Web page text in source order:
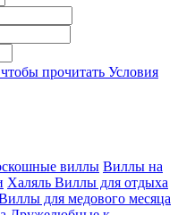
прочитать Условия
виллы Виллы на
Халяль Виллы для отдыха
для медового месяца